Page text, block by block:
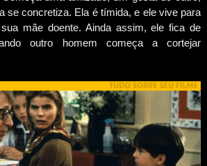
se concretiza. Ela é tímida, e ele vive para
mãe doente. Ainda assim, ele fica de
outro homem começa a cortejar